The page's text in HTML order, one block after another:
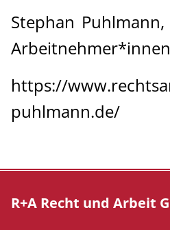
Stephan
Arbeitnehmer*innen
https://
puhlmann.de/
R+A Recht und Arbeit